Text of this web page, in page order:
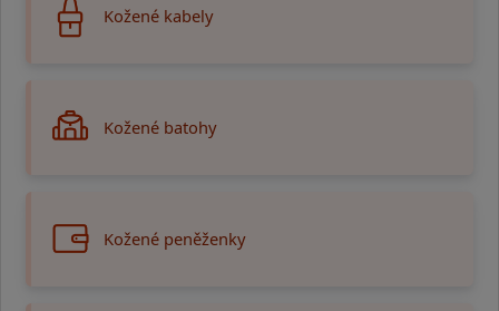
Kožené kabely
Kožené batohy
Kožené peněženky